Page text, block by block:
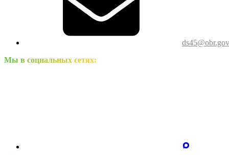
Мы в социальных сетях: